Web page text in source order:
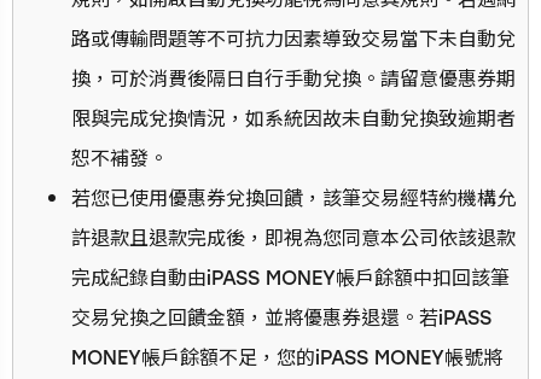
路或傳輸問題等不可抗力因素導致交易當下未自動兌
換，可於消費後隔日自行手動兌換。請留意優惠券期
限與完成兌換情況，如系統因故未自動兌換致逾期者
恕不補發。
若您已使用優惠券兌換回饋，該筆交易經特約機構允
許退款且退款完成後，即視為您同意本公司依該退款
完成紀錄自動由iPASS MONEY帳戶餘額中扣回該筆
交易兌換之回饋金額，並將優惠券退還。若iPASS
MONEY帳戶餘額不足，您的iPASS MONEY帳號將